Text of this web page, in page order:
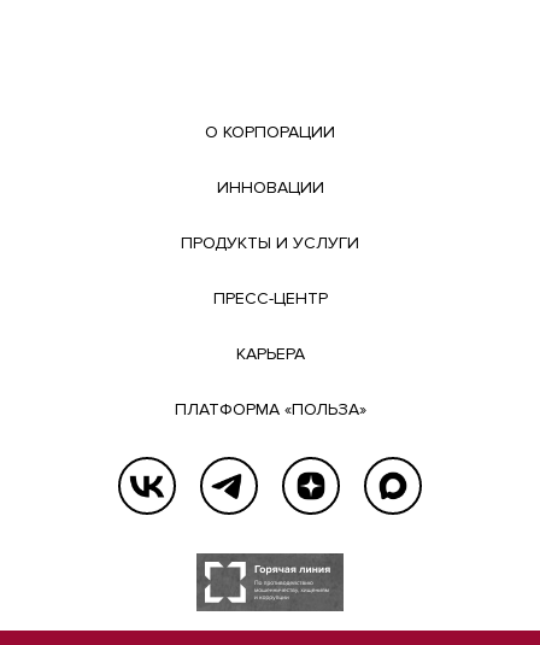
О КОРПОРАЦИИ
ИННОВАЦИИ
ПРОДУКТЫ И УСЛУГИ
ПРЕСС-ЦЕНТР
КАРЬЕРА
ПЛАТФОРМА «ПОЛЬЗА»